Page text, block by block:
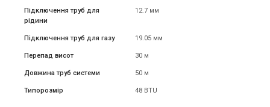
Підключення труб для
рідини
12.7 мм
Підключення труб для газу 19.05 мм
Перепад висот 30 м
Довжина труб системи 50 м
Типорозмір 48 BTU